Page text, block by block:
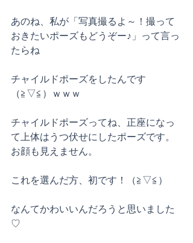
あのね、私が「写真撮るよ～！撮って
おきたいポーズもどうぞー♪」って言っ
たらね
チャイルドポーズをしたんです
（≧▽≦）ｗｗｗ
チャイルドポーズってね、正座になっ
て上体はうつ伏せにしたポーズです。
お顔も見えません。
これを選んだ方、初です！（≧▽≦）
なんてかわいいんだろうと思いました
♡